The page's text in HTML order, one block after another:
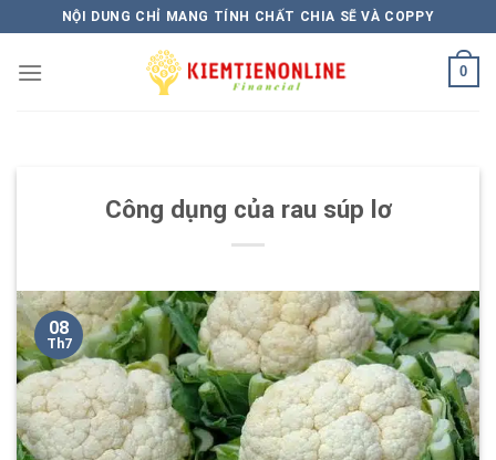
to
content
NỘI DUNG CHỈ MANG TÍNH CHẤT CHIA SẼ VÀ COPPY
0
Công dụng của rau súp lơ
08
Th7